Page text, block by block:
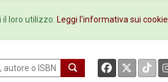
Ebookstore Contatti
loro utilizzo. Leggi l'informativa sui cookie